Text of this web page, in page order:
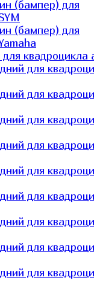
(бампер) для
(бампер) для
квадроцикла
для
для
для
для
для
для
для
для
для